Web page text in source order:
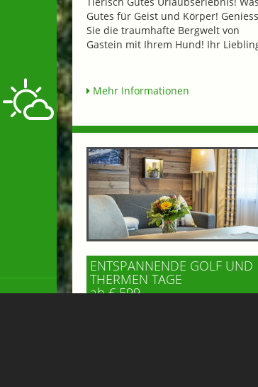
Gutes für Geist und Körper!
Sie die traumhafte Bergwelt von
Gastein mit Ihrem Hund! Ihr
Mehr Informationen
ENTSPANNENDE GOLF UND
THERMEN TAGE
ab € 599,-